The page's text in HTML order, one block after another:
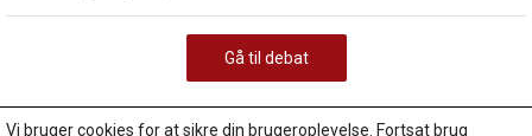
m
e
e
Gå til debat
Vi bruger cookies for at sikre din brugeroplevelse. Fortsat brug